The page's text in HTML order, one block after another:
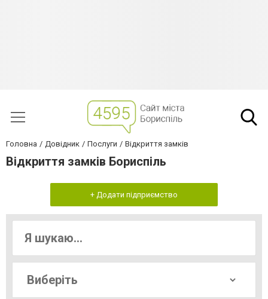
Головна Довідник Послуги Відкриття замків
Відкриття замків Бориспіль
+ Додати підприємство